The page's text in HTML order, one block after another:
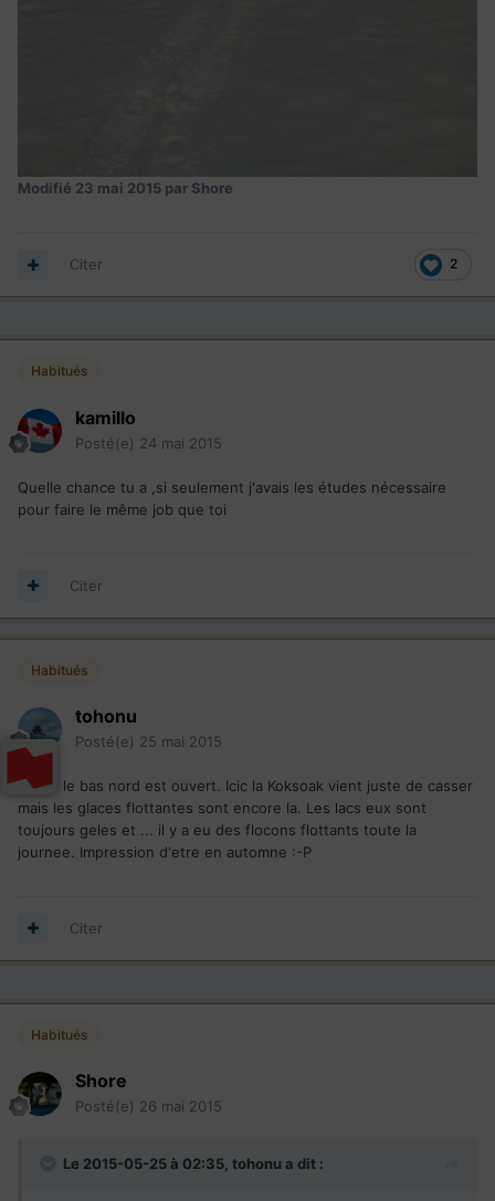
Modifié 23 mai 2015 par Shore
2
Citer
Habitués
kamillo
Posté(e) 24 mai 2015
Quelle chance tu a ,si seulement j'avais les études nécessaire
pour faire le même job que toi
Citer
Habitués
tohonu
Posté(e) 25 mai 2015
Shore le bas nord est ouvert. Icic la Koksoak vient juste de casser
mais les glaces flottantes sont encore la. Les lacs eux sont
toujours geles et ... il y a eu des flocons flottants toute la
journee. Impression d'etre en automne :-P
Citer
Habitués
Shore
Posté(e) 26 mai 2015
Le 2015-05-25 à 02:35, tohonu a dit :